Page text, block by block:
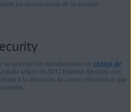
/ Pro / Enterprise / Education
Enterprise - 32 o 64 bits
Enterprise - 32 o 64 bits
Basic/Home
Ultimate - Service Pack 2, 32 o
las instrucciones de la sección
su suscripción introduciendo un código de
sesión en AVG Internet Security con
a la dirección de correo electrónico que